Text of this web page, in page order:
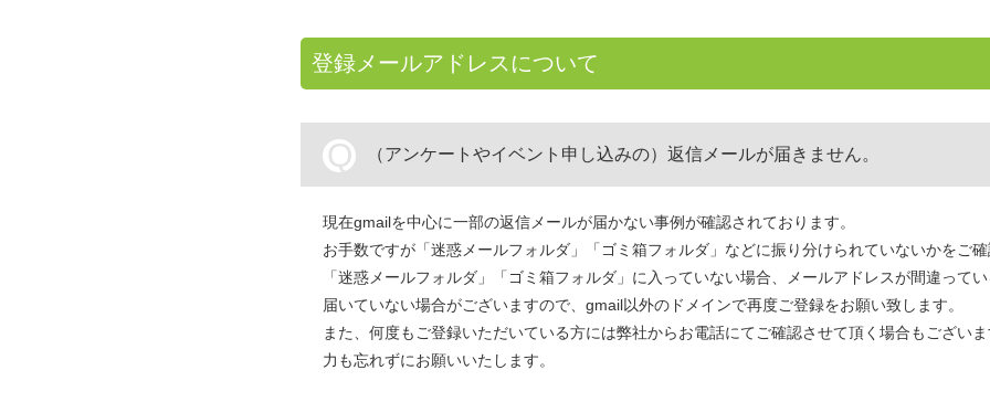
登録メールアドレスについて
Q （アンケートやイベント申し込みの）返信メールが届きません。
現在gmailを中心に一部の返信メールが届かない事例が確認されております。
お手数ですが「迷惑メールフォルダ」「ゴミ箱フォルダ」などに振り分けられていないかをご確
「迷惑メールフォルダ」「ゴミ箱フォルダ」に入っていない場合、メールアドレスが間違って
届いていない場合がございますので、gmail以外のドメインで再度ご登録をお願い致します。
また、何度もご登録いただいている方には弊社からお電話にてご確認させて頂く場合もござい
力も忘れずにお願いいたします。